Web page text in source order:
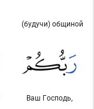
(будучи) общиной
Ваш Господь,